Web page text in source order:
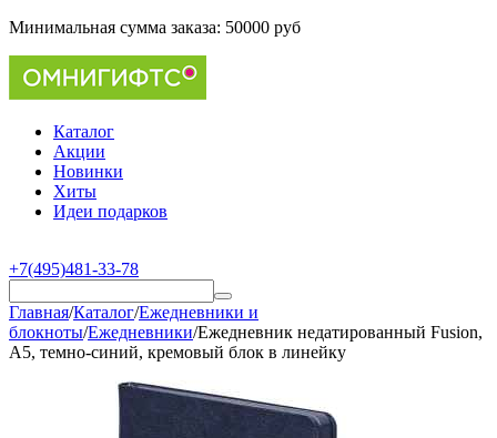
Минимальная сумма заказа: 50000 руб
Каталог
Акции
Новинки
Хиты
Идеи подарков
+7(495)481-33-78
Главная/Каталог/Ежедневники и
блокноты/Ежедневники/Ежедневник недатированный Fusion,
А5, темно-синий, кремовый блок в линейку